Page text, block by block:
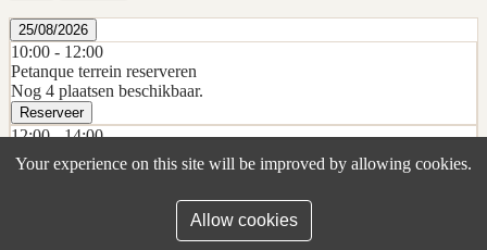
25/08/2026
10:00 - 12:00
Petanque terrein reserveren
Nog 4 plaatsen beschikbaar.
Reserveer
12:00 -14:00
Petanque terrein reserveren
Nog 4 plaatsen beschikbaar.
Petanque terrein reserveren
Your experience on this site will be improved by allowing cookies.
Allow cookies